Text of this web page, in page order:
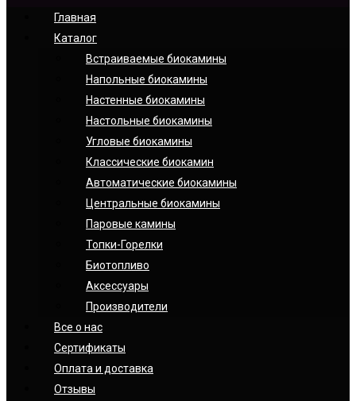
Главная
Каталог
Встраиваемые биокамины
Напольные биокамины
Настенные биокамины
Настoльные биокамины
Угловые биокамины
Классические биокамин
Автоматические биокамины
Центральные биокамины
Паровые камины
Топки-Горелки
Биотопливо
Аксессуары
Производители
Все о нас
Сертификаты
Оплата и доставка
Отзывы